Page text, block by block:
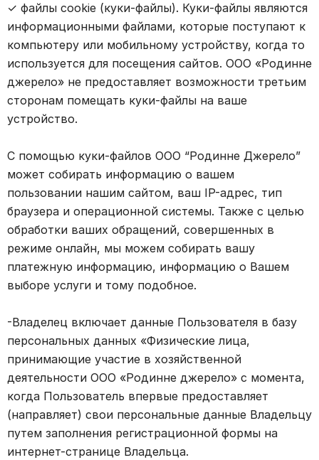
✓ файлы cookie (куки-файлы). Куки-файлы являются
информационными файлами, которые поступают к
компьютеру или мобильному устройству, когда то
используется для посещения сайтов. ООО «Родинне
джерело» не предоставляет возможности третьим
сторонам помещать куки-файлы на ваше
устройство.
С помощью куки-файлов ООО “Родинне Джерело”
может собирать информацию о вашем
пользовании нашим сайтом, ваш IP-адрес, тип
браузера и операционной системы. Также с целью
обработки ваших обращений, совершенных в
режиме онлайн, мы можем собирать вашу
платежную информацию, информацию о Вашем
выборе услуги и тому подобное.
-Владелец включает данные Пользователя в базу
персональных данных «Физические лица,
принимающие участие в хозяйственной
деятельности ООО «Родинне джерело» с момента,
когда Пользователь впервые предоставляет
(направляет) свои персональные данные Владельцу
путем заполнения регистрационной формы на
интернет-странице Владельца.